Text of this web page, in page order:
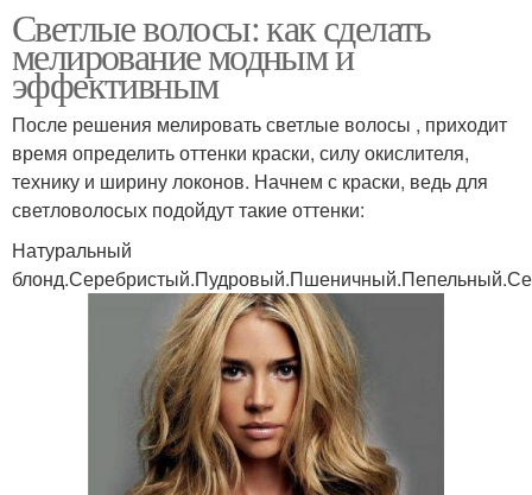
Светлые волосы: как сделать
мелирование модным и
эффективным
После решения мелировать светлые волосы , приходит
время определить оттенки краски, силу окислителя,
технику и ширину локонов. Начнем с краски, ведь для
светловолосых подойдут такие оттенки:
Натуральный